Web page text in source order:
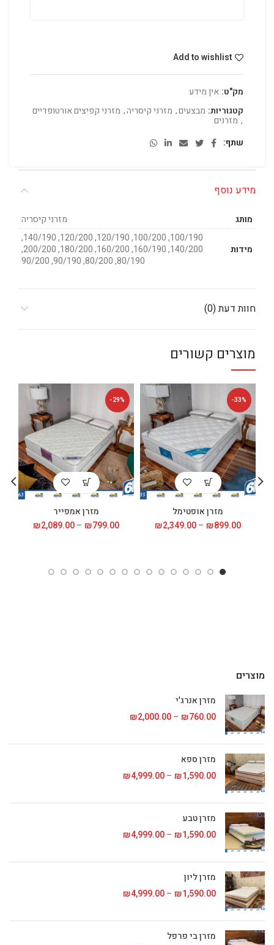
Add to wishlist
מק"ט: אין מידע
קטגוריות: מבצעים, מזרני קיסריה, מזרני קפיצים אורטופדיים
, מזרנים
שתף
מידע נוסף
מותג מזרני קיסריה
מידות
100/190, 100/200, 120/190, 120/200, 140/190,
140/200, 160/190, 160/200, 180/200, 200/200,
80/190, 80/200, 90/190, 90/200
חוות דעת (0)
מוצרים קשורים
-33%
מזרן אופטימל
₪899.00
–
₪2,349.00
-29%
מזרן אמפייר
₪799.00
–
₪2,089.00
מוצרים
מזרן אנרג'י
₪760.00
–
₪2,000.00
מזרן ספא
₪1,590.00
–
₪4,999.00
מזרן טבע
₪1,590.00
–
₪4,999.00
מזרן ליון
₪1,590.00
–
₪4,999.00
מזרן בי פרפל